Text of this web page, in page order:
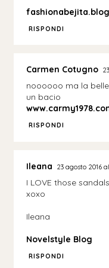
RISPONDI
Carmen Cotugno
noooooo ma la
un bacio
RISPONDI
Ileana 23 agosto 2016
I LOVE those
xoxo
Ileana
Novelstyle Blog
RISPONDI